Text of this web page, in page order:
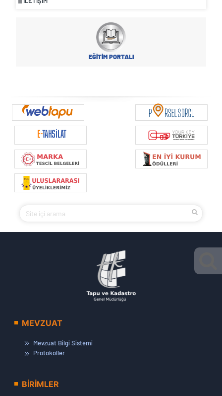
EĞİTİM PORTALI
MEVZUAT
Mevzuat Bilgi Sistemi
Protokoller
BİRİMLER